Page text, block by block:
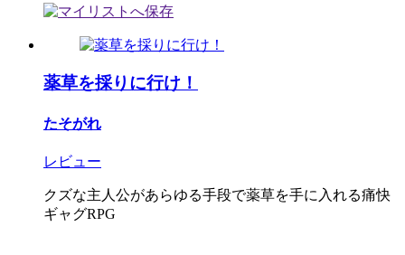
薬草を採りに行け！
たそがれ
レビュー
クズな主人公があらゆる手段で薬草を手に入れる痛快
ギャグRPG